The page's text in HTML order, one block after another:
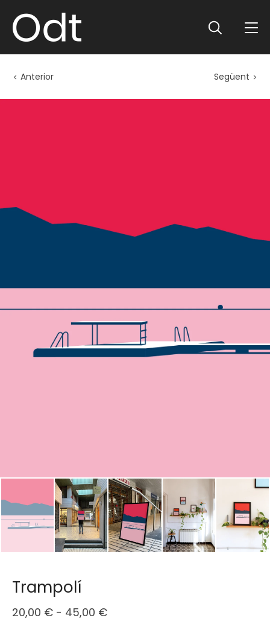
Anterior Següent
Trampolí
20,00 € - 45,00 €